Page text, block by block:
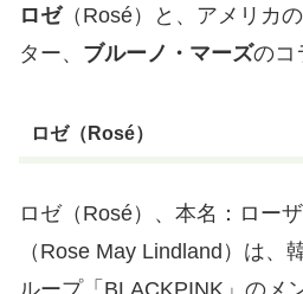
ロゼ（Rosé）と、アメリカ
ター、 ブルーノ・マーズのコ
ロゼ（Rosé）
ロゼ（Rosé）、本名：ロー
（Rose May Lindland）は、